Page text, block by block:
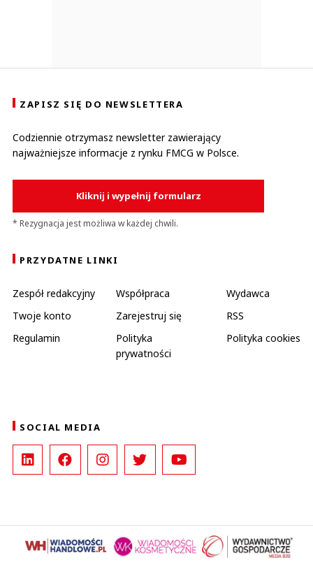
ZAPISZ SIĘ DO NEWSLETTERA
Codziennie otrzymasz newsletter zawierający
najważniejsze informacje z rynku FMCG w Polsce.
Kliknij i wypełnij formularz
* Rezygnacja jest możliwa w każdej chwili.
PRZYDATNE LINKI
Zespół redakcyjny Współpraca
Wydawca
Twoje konto
Zarejestruj się
RSS
Regulamin
Polityka
prywatności
Polityka cookies
SOCIAL MEDIA